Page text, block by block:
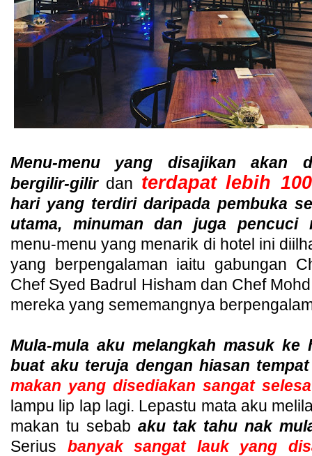
Menu-menu yang disajikan akan
bergilir-gilirdan terdapat lebih
hari yang terdiri daripada pembuka
utama, minuman dan juga pencuci
menu-menu yang menarik di hotel ini
yang berpengalaman iaitu gabungan
Chef Syed Badrul Hisham dan Chef
mereka yang sememangnya
Mula-mula aku melangkah masuk
buat aku teruja dengan hiasan
makan yang disediakan sangat
lampu lip lap lagi. Lepastu mata aku
makan tu sebab aku tak tahu nak
Serius banyak sangat lauk yang